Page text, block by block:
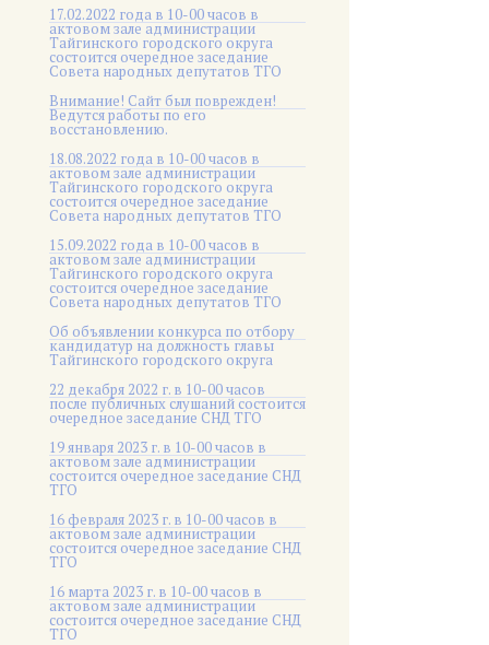
17.02.2022 года в 10-00 часов в
актовом зале администрации
Тайгинского городского округа
состоится очередное заседание
Совета народных депутатов ТГО
Внимание! Сайт был поврежден!
Ведутся работы по его
восстановлению.
18.08.2022 года в 10-00 часов в
актовом зале администрации
Тайгинского городского округа
состоится очередное заседание
Совета народных депутатов ТГО
15.09.2022 года в 10-00 часов в
актовом зале администрации
Тайгинского городского округа
состоится очередное заседание
Совета народных депутатов ТГО
Об объявлении конкурса по отбору
кандидатур на должность главы
Тайгинского городского округа
22 декабря 2022 г. в 10-00 часов
после публичных слушаний состоится
очередное заседание СНД ТГО
19 января 2023 г. в 10-00 часов в
актовом зале администрации
состоится очередное заседание СНД
ТГО
16 февраля 2023 г. в 10-00 часов в
актовом зале администрации
состоится очередное заседание СНД
ТГО
16 марта 2023 г. в 10-00 часов в
актовом зале администрации
состоится очередное заседание СНД
ТГО